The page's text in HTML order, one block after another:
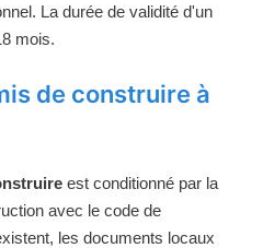
La durée de validité d'un
mois.
de construire à
est conditionné par la
avec le code de
les documents locaux